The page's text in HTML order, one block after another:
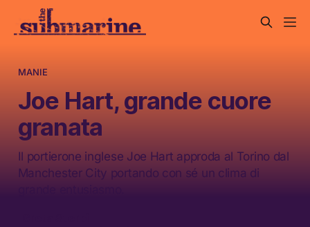
MANIE
Joe Hart, grande cuore
granata
Il portierone inglese Joe Hart approda al Torino dal
Manchester City portando con sé un clima di